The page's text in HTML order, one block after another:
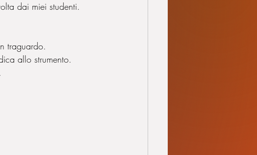
dai miei studenti.
traguardo.
allo strumento.